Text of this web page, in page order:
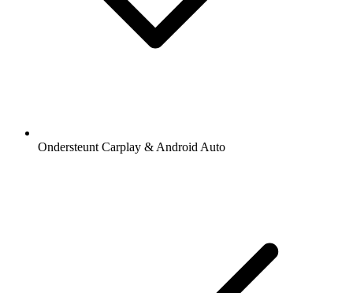
Ondersteunt Carplay & Android Auto